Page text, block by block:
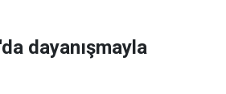
dayanışmayla